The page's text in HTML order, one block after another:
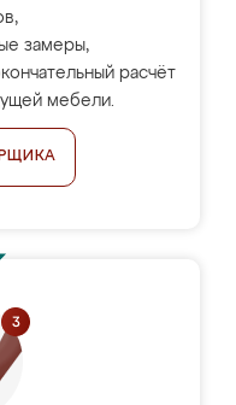
замеры,
расчёт
мебели.